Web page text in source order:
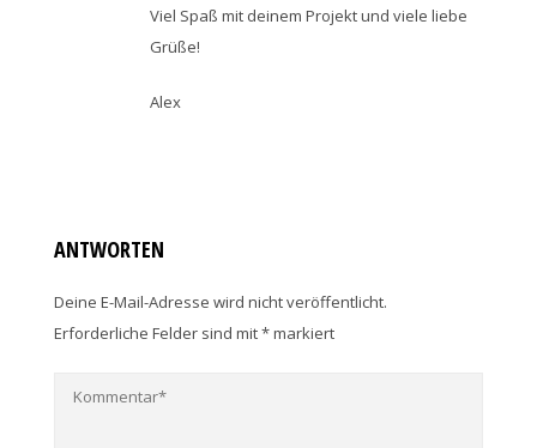
Viel Spaß mit deinem Projekt und viele liebe
Grüße!
Alex
ANTWORTEN
Deine E-Mail-Adresse wird nicht veröffentlicht.
Erforderliche Felder sind mit*markiert